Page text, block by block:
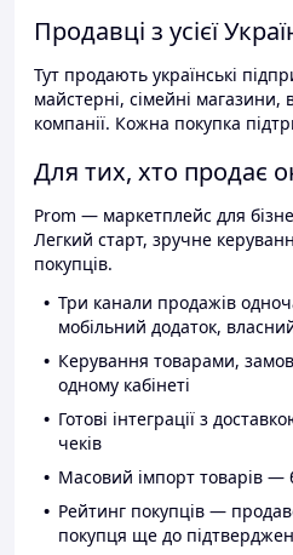
Продавці з усієї
Тут продають українські
майстерні, сімейні магазини,
компанії. Кожна покупка
Для тих, хто продає
Prom — маркетплейс для
Легкий старт, зручне
покупців.
Три канали продажів
мобільний додаток,
Керування товарами,
одному кабінеті
Готові інтеграції з
чеків
Масовий імпорт товарів —
Рейтинг покупців —
покупця ще до